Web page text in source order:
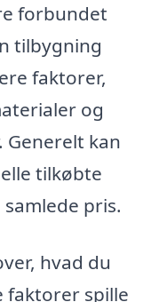
forbundet
tilbygning
faktorer,
og
kan
tilkøbte
pris.
hvad du
faktorer spille